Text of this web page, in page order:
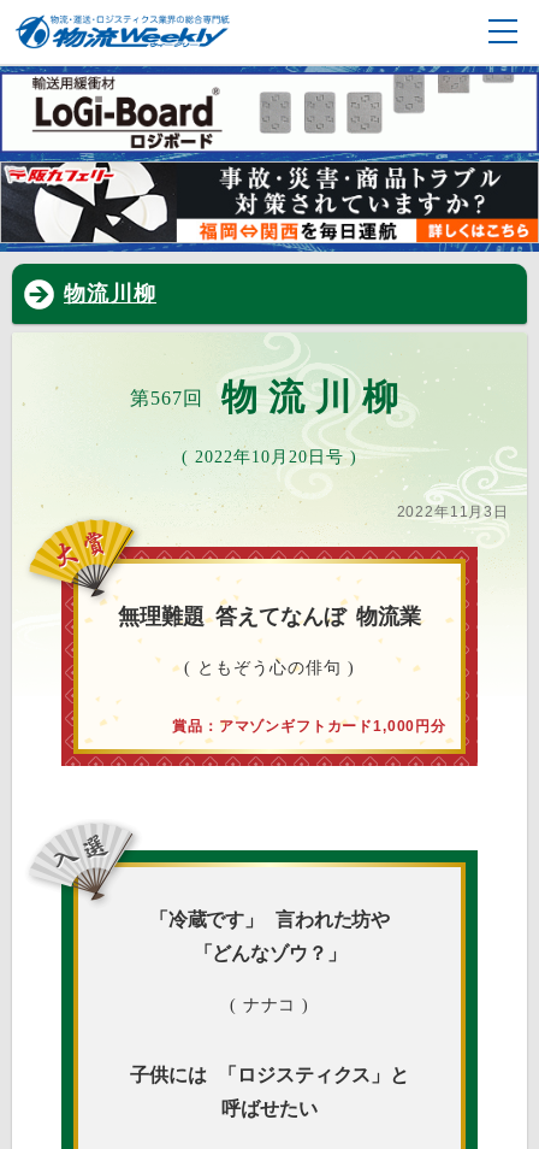
物流川柳
第567回 物流川柳
( 2022年10月20日号 )
2022年11月3日
無理難題 答えてなんぼ 物流業
( ともぞう心の俳句 )
賞品：アマゾンギフトカード1,000円分
「冷蔵です」
言われた坊や
「どんなゾウ？」
( ナナコ )
子供には
「ロジスティクス」と
呼ばせたい